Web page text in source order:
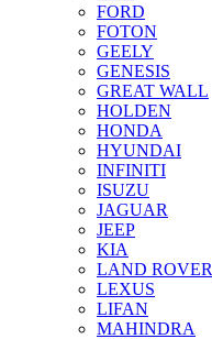
FORD
FOTON
GEELY
GENESIS
GREAT WALL
HOLDEN
HONDA
HYUNDAI
INFINITI
ISUZU
JAGUAR
JEEP
KIA
LAND ROVER
LEXUS
LIFAN
MAHINDRA